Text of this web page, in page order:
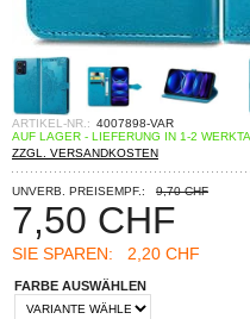
ARTIKEL-NR.: 4007898-VAR
AUF LAGER - LIEFERUNG IN 1-2
ZZGL. VERSANDKOSTEN
UNVERB. PREISEMPF.: 9,70 CHF
7,50 CHF
SIE SPAREN: 2,20 CHF
FARBE AUSWÄHLEN